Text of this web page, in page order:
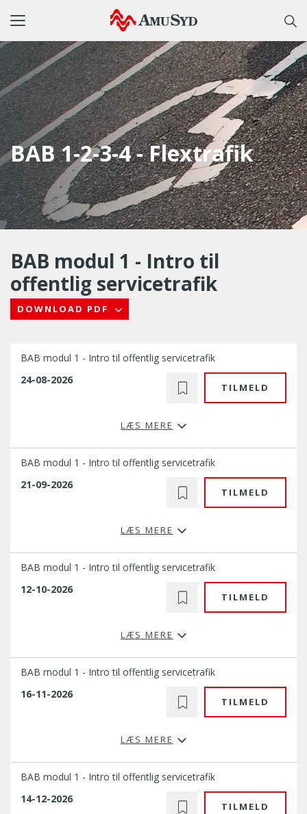
Toggle
BAB 1-2-3-4 - Flextrafik
BAB modul 1 - Intro til
offentlig servicetrafik
DOWNLOAD PDF
24-08-2026
BAB modul 1 - Intro til offentlig servicetrafik
LÆS MERE
TILMELD
21-09-2026
BAB modul 1 - Intro til offentlig servicetrafik
LÆS MERE
TILMELD
12-10-2026
BAB modul 1 - Intro til offentlig servicetrafik
LÆS MERE
TILMELD
16-11-2026
BAB modul 1 - Intro til offentlig servicetrafik
LÆS MERE
TILMELD
14-12-2026
BAB modul 1 - Intro til offentlig servicetrafik
TILMELD